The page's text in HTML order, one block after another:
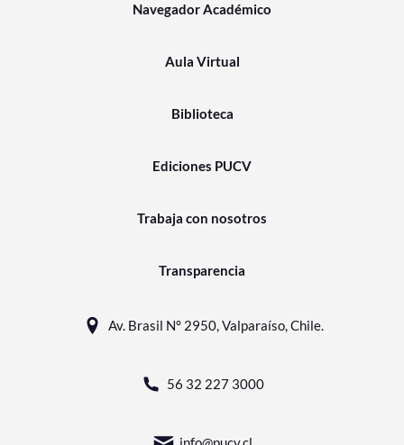
Navegador Académico
Aula Virtual
Biblioteca
Ediciones PUCV
Trabaja con nosotros
Transparencia
Av. Brasil N° 2950, Valparaíso, Chile.
56 32 227 3000